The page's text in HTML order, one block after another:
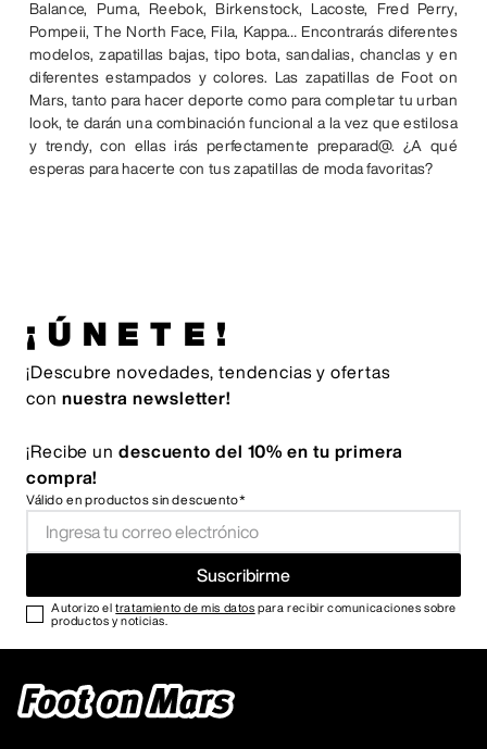
Balance, Puma, Reebok, Birkenstock, Lacoste, Fred Perry,
Pompeii, The North Face, Fila, Kappa… Encontrarás diferentes
modelos, zapatillas bajas, tipo bota, sandalias, chanclas y en
diferentes estampados y colores. Las zapatillas de Foot on
Mars, tanto para hacer deporte como para completar tu urban
look, te darán una combinación funcional a la vez que estilosa
y trendy, con ellas irás perfectamente preparad@. ¿A qué
esperas para hacerte con tus zapatillas de moda favoritas?
¡ÚNETE!
¡Descubre novedades, tendencias y ofertas
con nuestra newsletter!
¡Recibe un descuento del 10% en tu primera
compra!
Válido en productos sin descuento*
Suscribirme
Autorizo eltratamiento de mis datos para recibir comunicaciones sobre
productos y noticias.